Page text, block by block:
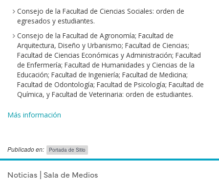
Noticias | Sala de Medios
Consejo de la Facultad de Ciencias Sociales: orden de
egresados y estudiantes.
Consejo de la Facultad de Agronomía; Facultad de
Arquitectura, Diseño y Urbanismo; Facultad de Ciencias;
Facultad de Ciencias Económicas y Administración; Facultad
de Enfermería; Facultad de Humanidades y Ciencias de la
Educación; Facultad de Ingeniería; Facultad de Medicina;
Facultad de Odontología; Facultad de Psicología; Facultad de
Química, y Facultad de Veterinaria: orden de estudiantes.
Más información
Publicado en: Portada de Sitio
Publicado el Viernes 5 Septiembre, 2025